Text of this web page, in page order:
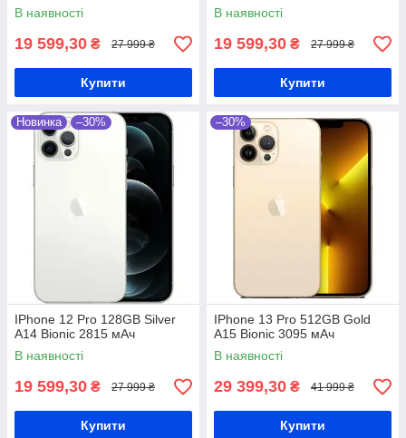
В наявності
19 599,30 ₴ 27 999 ₴
Купити
В наявності
19 599,30 ₴ 27 999 ₴
Купити
Новинка –30%
IPhone 12 Pro 128GB Silver
A14 Bionic 2815 мАч
В наявності
19 599,30 ₴ 27 999 ₴
Купити
–30%
IPhone 13 Pro 512GB Gold
A15 Bionic 3095 мАч
В наявності
29 399,30 ₴ 41 999 ₴
Купити